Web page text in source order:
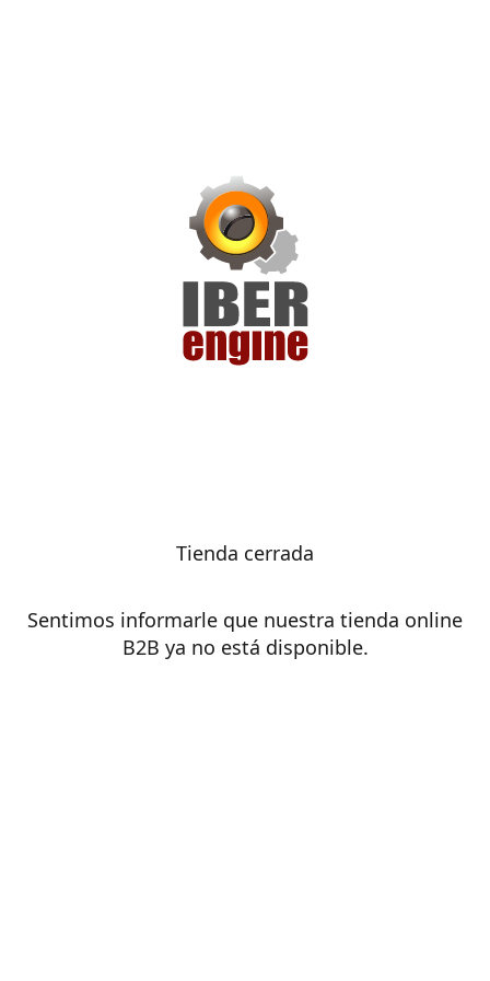
Tienda cerrada
Sentimos informarle que nuestra tienda online
B2B ya no está disponible.